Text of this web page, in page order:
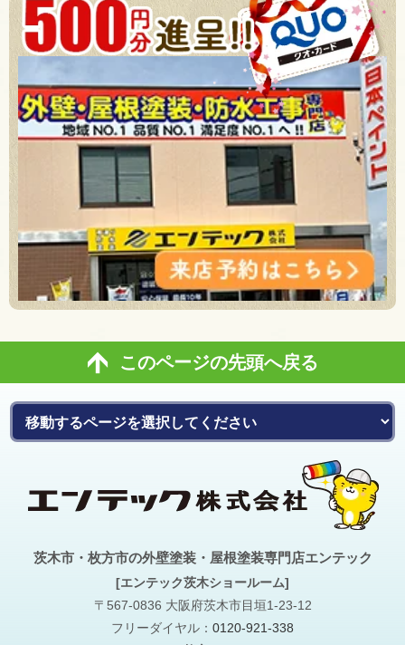
このページの先頭へ戻る
茨木市・枚方市の外壁塗装・屋根塗装専門店エンテック
[エンテック茨木ショールーム]
〒567-0836 大阪府茨木市目垣1-23-12
フリーダイヤル： 0120-921-338